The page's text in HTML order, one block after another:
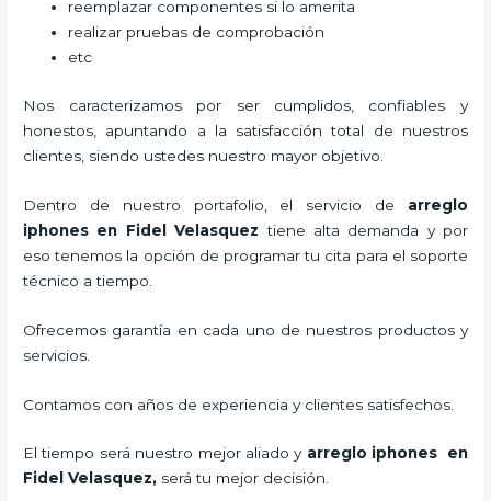
reemplazar componentes si lo amerita
realizar pruebas de comprobación
etc
Nos caracterizamos por ser cumplidos, confiables y
honestos, apuntando a la satisfacción total de nuestros
clientes, siendo ustedes nuestro mayor objetivo.
Dentro de nuestro portafolio, el servicio de arreglo
iphones en Fidel Velasquez tiene alta demanda y por
eso tenemos la opción de programar tu cita para el soporte
técnico a tiempo.
Ofrecemos garantía en cada uno de nuestros productos y
servicios.
Contamos con años de experiencia y clientes satisfechos.
El tiempo será nuestro mejor aliado y arreglo iphones en
Fidel Velasquez, será tu mejor decisión.